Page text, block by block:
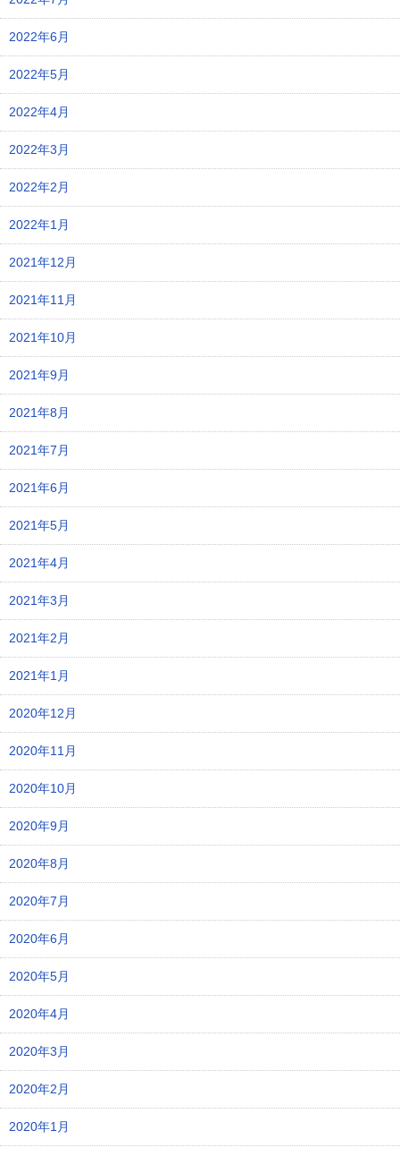
2022年6月
2022年5月
2022年4月
2022年3月
2022年2月
2022年1月
2021年12月
2021年11月
2021年10月
2021年9月
2021年8月
2021年7月
2021年6月
2021年5月
2021年4月
2021年3月
2021年2月
2021年1月
2020年12月
2020年11月
2020年10月
2020年9月
2020年8月
2020年7月
2020年6月
2020年5月
2020年4月
2020年3月
2020年2月
2020年1月